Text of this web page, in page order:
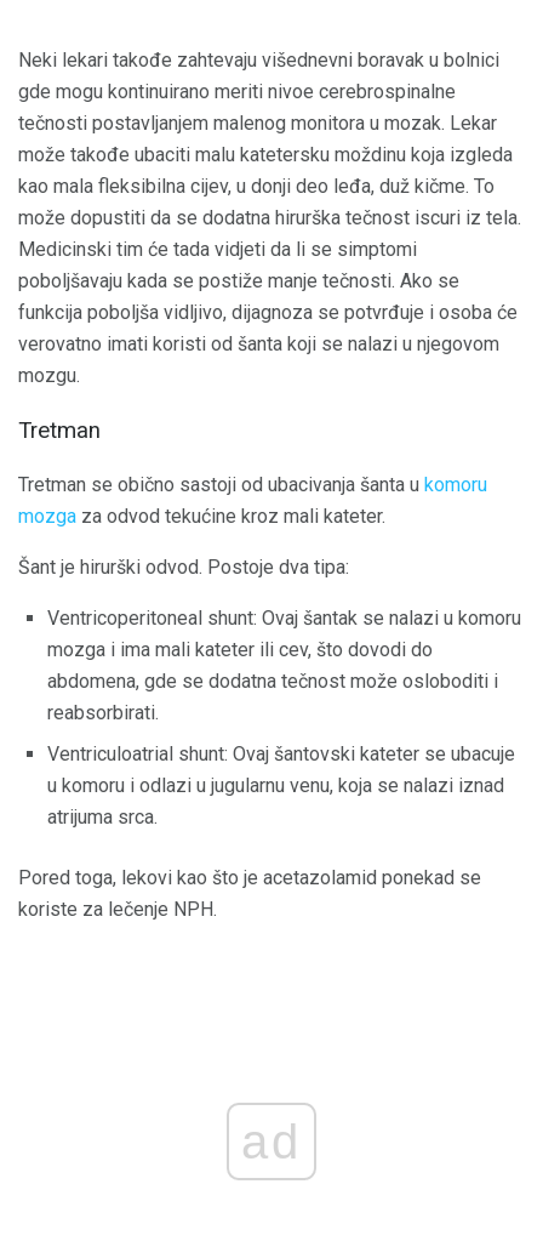
Neki lekari takođe zahtevaju višednevni boravak u bolnici
gde mogu kontinuirano meriti nivoe cerebrospinalne
tečnosti postavljanjem malenog monitora u mozak. Lekar
može takođe ubaciti malu katetersku moždinu koja izgleda
kao mala fleksibilna cijev, u donji deo leđa, duž kičme. To
može dopustiti da se dodatna hirurška tečnost iscuri iz tela.
Medicinski tim će tada vidjeti da li se simptomi
poboljšavaju kada se postiže manje tečnosti. Ako se
funkcija poboljša vidljivo, dijagnoza se potvrđuje i osoba će
verovatno imati koristi od šanta koji se nalazi u njegovom
mozgu.
Tretman
Tretman se obično sastoji od ubacivanja šanta u komoru
mozga za odvod tekućine kroz mali kateter.
Šant je hirurški odvod. Postoje dva tipa:
Ventricoperitoneal shunt: Ovaj šantak se nalazi u komoru
mozga i ima mali kateter ili cev, što dovodi do
abdomena, gde se dodatna tečnost može osloboditi i
reabsorbirati.
Ventriculoatrial shunt: Ovaj šantovski kateter se ubacuje
u komoru i odlazi u jugularnu venu, koja se nalazi iznad
atrijuma srca.
Pored toga, lekovi kao što je acetazolamid ponekad se
koriste za lečenje NPH.
ad